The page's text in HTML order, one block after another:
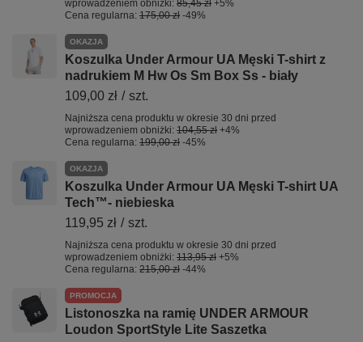
wprowadzeniem obniżki: 85,45 zł +5%
Cena regularna: 175,00 zł -49%
OKAZJA
Koszulka Under Armour UA Męski T-shirt z
nadrukiem M Hw Os Sm Box Ss - biały
109,00 zł / szt.
Najniższa cena produktu w okresie 30 dni przed
wprowadzeniem obniżki: 104,55 zł +4%
Cena regularna: 199,00 zł -45%
OKAZJA
Koszulka Under Armour UA Męski T-shirt UA
Tech™- niebieska
119,95 zł / szt.
Najniższa cena produktu w okresie 30 dni przed
wprowadzeniem obniżki: 113,95 zł +5%
Cena regularna: 215,00 zł -44%
PROMOCJA
Listonoszka na ramię UNDER ARMOUR
Loudon SportStyle Lite Saszetka